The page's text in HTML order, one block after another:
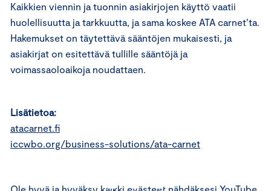
Kaikkien viennin ja tuonnin asiakirjojen käyttö vaatii
huolellisuutta ja tarkkuutta, ja sama koskee ATA carnet’ta.
Hakemukset on täytettävä sääntöjen mukaisesti, ja
asiakirjat on esitettävä tullille sääntöjä ja
voimassaoloaikoja noudattaen.
Lisätietoa:
atacarnet.fi
iccwbo.org/business-solutions/ata-carnet